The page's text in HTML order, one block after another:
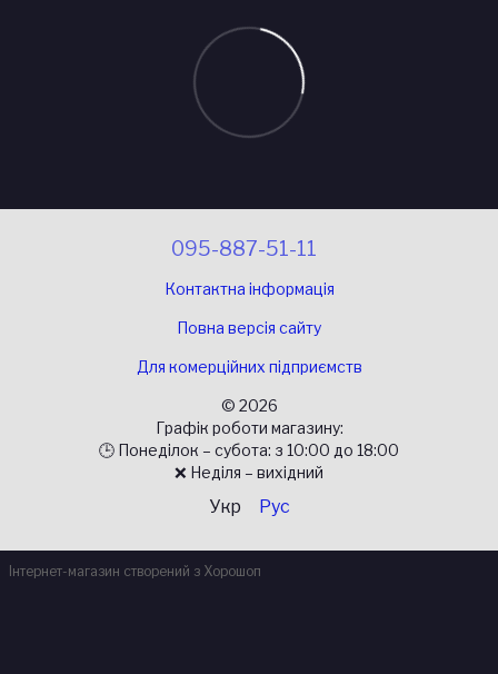
095-887-51-11
Контактна інформація
Повна версія сайту
Для комерційних підприємств
© 2026
Графік роботи магазину:
🕒 Понеділок – субота: з 10:00 до 18:00
❌ Неділя – вихідний
Укр Рус
Інтернет-магазин створений з Хорошоп